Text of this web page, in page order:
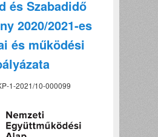
és Szabadidő
2020/2021-es
és működési
1-2021/10-000099